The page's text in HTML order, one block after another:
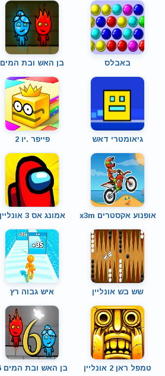
באבלס בן האש ובת המים
גיאומטרי דאש פייפר .יו 2
אופנוע אקסטרים x3m אמונג אס 3 אונליין
שש בש אונליין איש גבוה רץ
טמפל ראן 2 אונליין בן האש ובת המים 6